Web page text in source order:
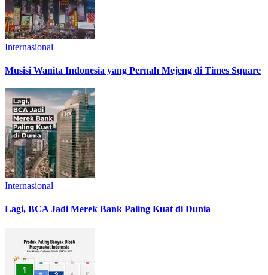
Internasional
Musisi Wanita Indonesia yang Pernah Mejeng di Times Square
Internasional
Lagi, BCA Jadi Merek Bank Paling Kuat di Dunia